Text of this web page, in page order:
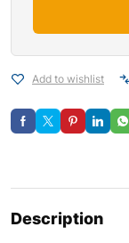
Add to wishlist
Description